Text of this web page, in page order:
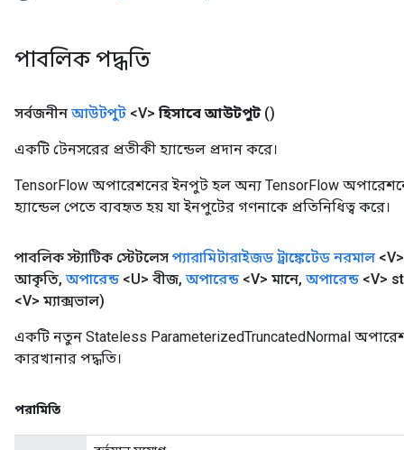
পাবলিক পদ্ধতি
সর্বজনীন আউটপুট <V> হিসাবে আউটপুট ()
একটি টেনসরের প্রতীকী হ্যান্ডেল প্রদান করে।
TensorFlow অপারেশনের ইনপুট হল অন্য TensorFlow
হ্যান্ডেল পেতে ব্যবহৃত হয় যা ইনপুটের গণনাকে প্রতিনিধিত্ব করে।
পাবলিক স্ট্যাটিক স্টেটলেস প্যারামিটারাইজড ট্রাঙ্কেটেড নরমাল <V>
আকৃতি, অপারেন্ড <U> বীজ, অপারেন্ড <V> মানে, অপারেন্ড <V>
<V> ম্যাক্সভাল)
একটি নতুন Stateless ParameterizedTruncatedNormal
কারখানার পদ্ধতি।
পরামিতি